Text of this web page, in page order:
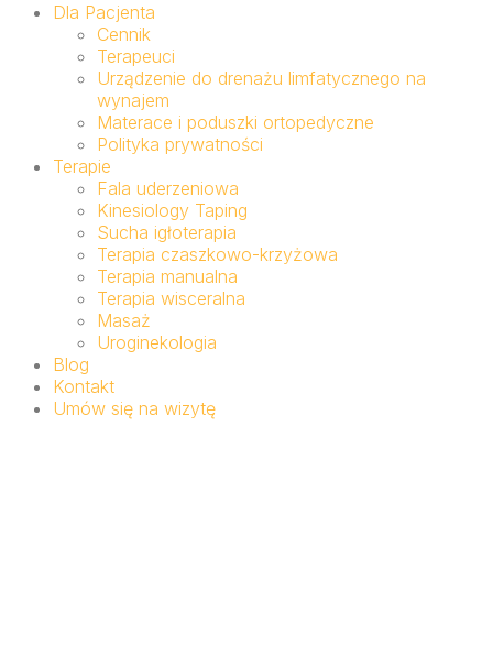
Dla Pacjenta
Cennik
Terapeuci
Urządzenie do drenażu limfatycznego na
wynajem
Materace i poduszki ortopedyczne
Polityka prywatności
Terapie
Fala uderzeniowa
Kinesiology Taping
Sucha igłoterapia
Terapia czaszkowo-krzyżowa
Terapia manualna
Terapia wisceralna
Masaż
Uroginekologia
Blog
Kontakt
Umów się na wizytę